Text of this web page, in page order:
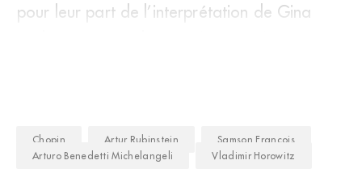
pour leur part de l’interprétation de Gina
Chopin Artur Rubinstein
Samson François
Arturo Benedetti Michelangeli
Vladimir Horowitz